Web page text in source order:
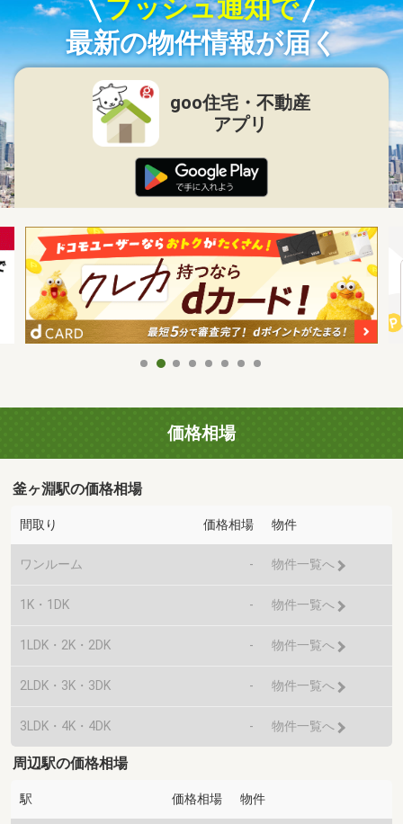
プッシュ通知で
最新の物件情報が届く
goo住宅・不動産
アプリ
価格相場
釜ヶ淵駅の価格相場
間取り 価格相場 物件
ワンルーム - 物件一覧へ
1K・1DK - 物件一覧へ
1LDK・2K・2DK - 物件一覧へ
2LDK・3K・3DK - 物件一覧へ
3LDK・4K・4DK - 物件一覧へ
周辺駅の価格相場
駅 価格相場 物件